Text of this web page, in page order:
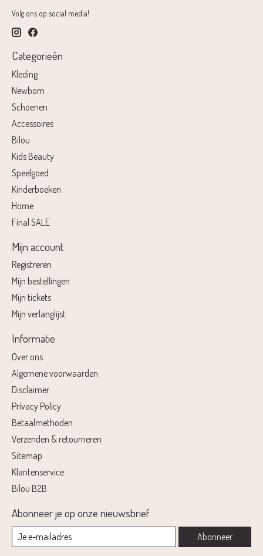
Volg ons op social media!
Categorieën
Kleding
Newborn
Schoenen
Accessoires
Bilou
Kids Beauty
Speelgoed
Kinderboeken
Home
Final SALE
Mijn account
Registreren
Mijn bestellingen
Mijn tickets
Mijn verlanglijst
Informatie
Over ons
Algemene voorwaarden
Disclaimer
Privacy Policy
Betaalmethoden
Verzenden & retourneren
Sitemap
Klantenservice
Bilou B2B
Abonneer je op onze nieuwsbrief
Abonneer